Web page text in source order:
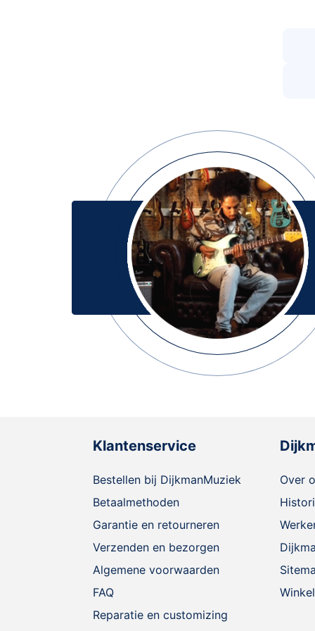
Klantenservice
Bestellen bij DijkmanMuziek
Betaalmethoden
Garantie en retourneren
Verzenden en bezorgen
Algemene voorwaarden
FAQ
Reparatie en customizing
Over